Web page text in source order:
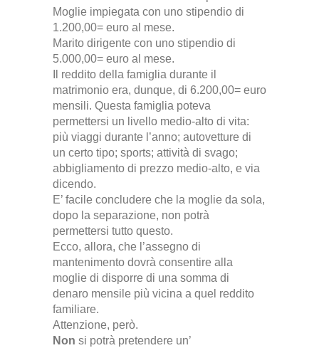
Moglie impiegata con uno stipendio di
1.200,00= euro al mese.
Marito dirigente con uno stipendio di
5.000,00= euro al mese.
Il reddito della famiglia durante il
matrimonio era, dunque, di 6.200,00= euro
mensili. Questa famiglia poteva
permettersi un livello medio-alto di vita:
più viaggi durante l’anno; autovetture di
un certo tipo; sports; attività di svago;
abbigliamento di prezzo medio-alto, e via
dicendo.
E’ facile concludere che la moglie da sola,
dopo la separazione, non potrà
permettersi tutto questo.
Ecco, allora, che l’assegno di
mantenimento dovrà consentire alla
moglie di disporre di una somma di
denaro mensile più vicina a quel reddito
familiare.
Attenzione, però.
Non si potrà pretendere un’